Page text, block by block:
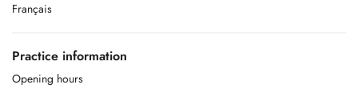
Français
Practice information
Opening hours